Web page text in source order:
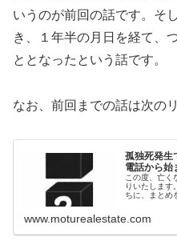
いうのが前回の話です。そ
き、１年半の月日を経て、
ととなったという話です。
なお、前回までの話は次の
孤独死発
電話から始
この度、亡く
りいたします
ちに、まとめ
www.moturealestate.com